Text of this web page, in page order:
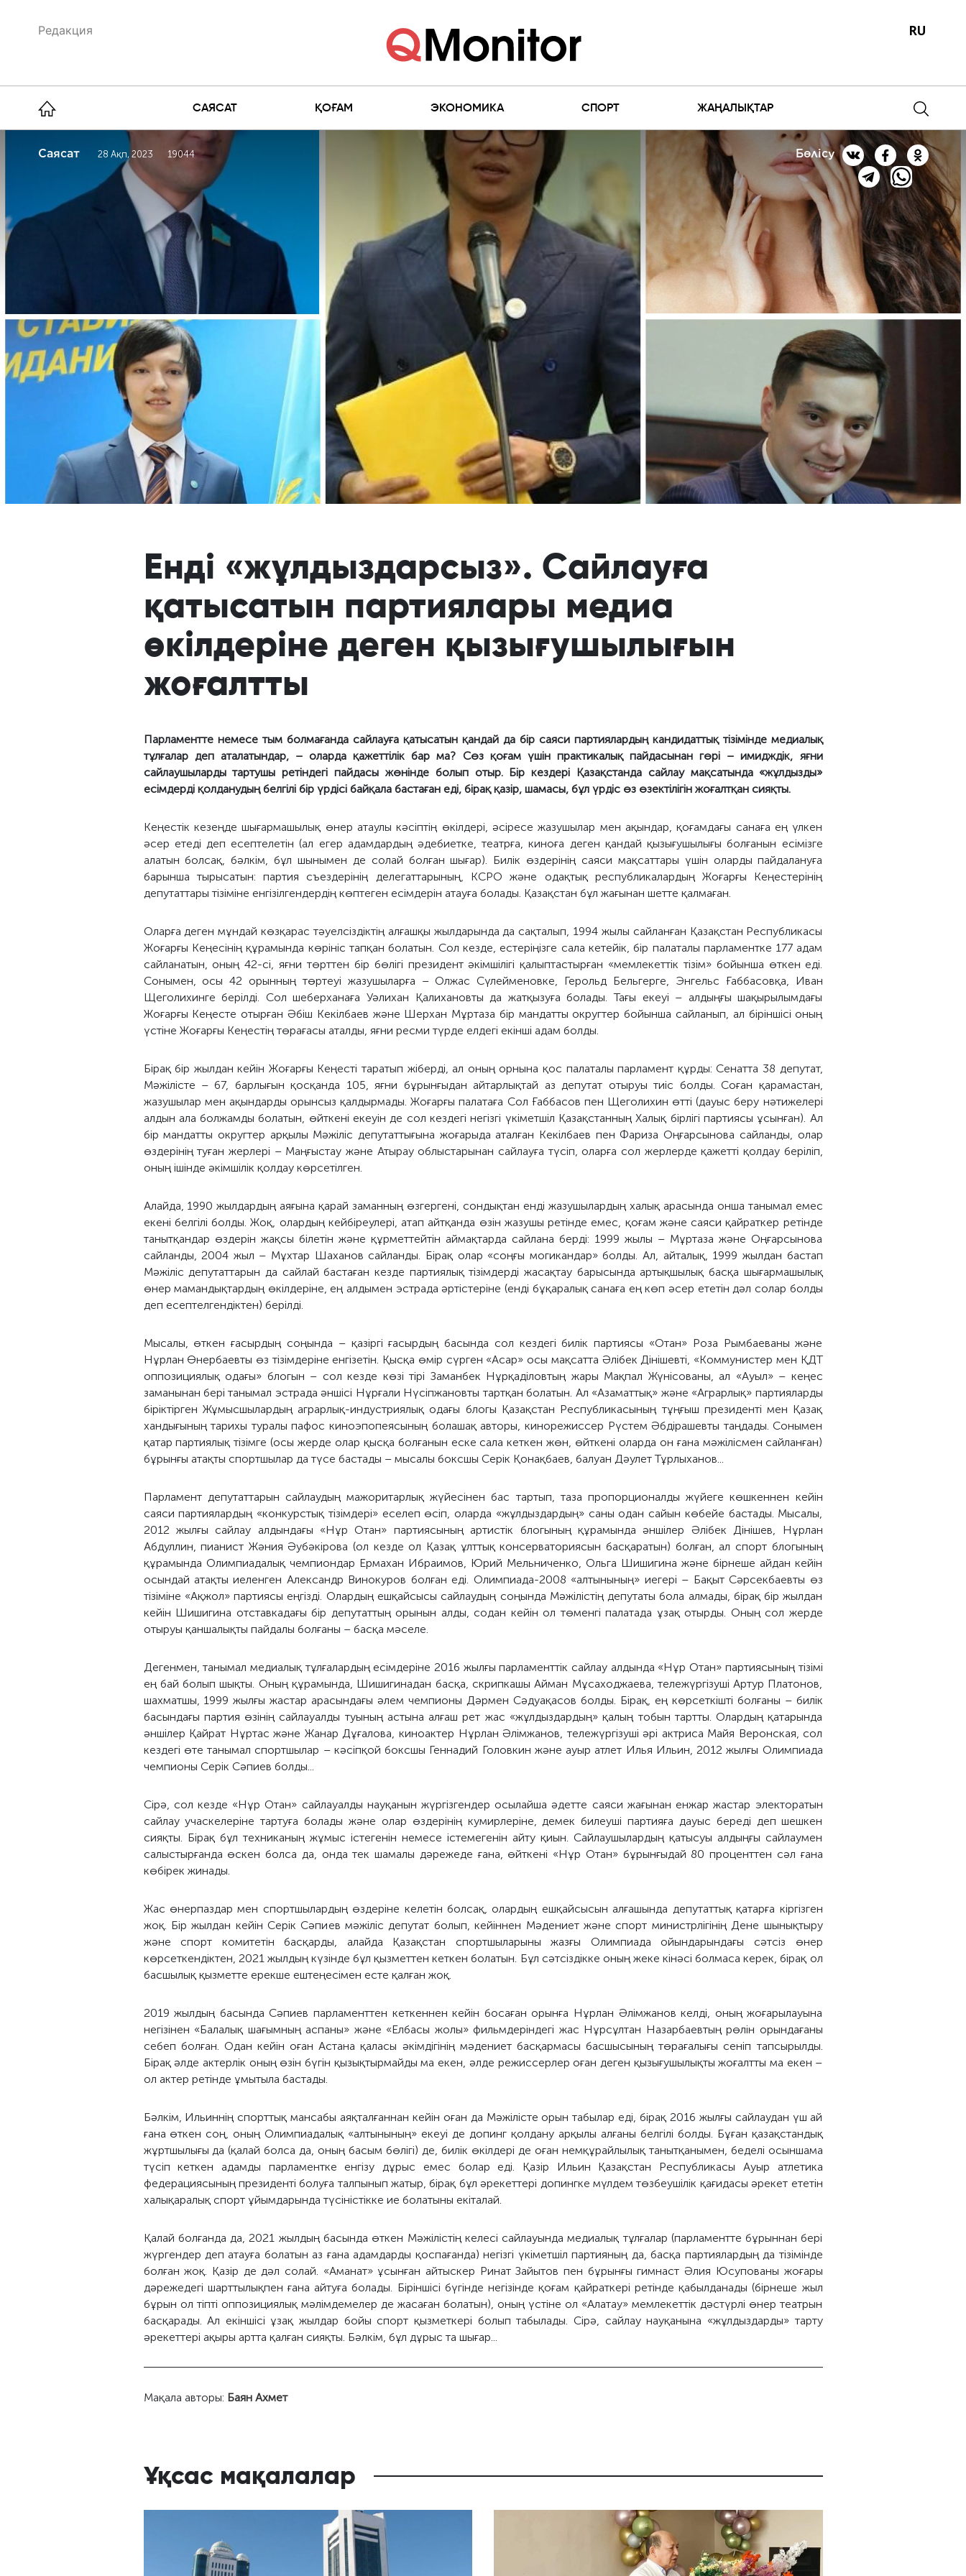
Редакция RU
САЯСАТ ҚОҒАМ ЭКОНОМИКА СПОРТ ЖАҢАЛЫҚТАР
Саясат 28 Ақп, 2023 19044 Бөлісу
Енді «жұлдыздарсыз». Сайлауға
қатысатын партиялары медиа
өкілдеріне деген қызығушылығын
жоғалтты
Парламентте немесе тым болмағанда сайлауға қатысатын қандай да бір саяси партиялардың кандидаттық тізімінде медиалық
тұлғалар деп аталатындар, – оларда қажеттілік бар ма? Сөз қоғам үшін практикалық пайдасынан гөрі – имидждік, яғни
сайлаушыларды тартушы ретіндегі пайдасы жөнінде болып отыр. Бір кездері Қазақстанда сайлау мақсатында «жұлдызды»
есімдерді қолданудың белгілі бір үрдісі байқала бастаған еді, бірақ қазір, шамасы, бұл үрдіс өз өзектілігін жоғалтқан сияқты.
Кеңестік кезеңде шығармашылық өнер атаулы кәсіптің өкілдері, әсіресе жазушылар мен ақындар, қоғамдағы санаға ең үлкен
әсер етеді деп есептелетін (ал егер адамдардың әдебиетке, театрға, киноға деген қандай қызығушылығы болғанын есімізге
алатын болсақ, бәлкім, бұл шынымен де солай болған шығар). Билік өздерінің саяси мақсаттары үшін оларды пайдалануға
барынша тырысатын: партия съездерінің делегаттарының, КСРО және одақтық республикалардың Жоғарғы Кеңестерінің
депутаттары тізіміне енгізілгендердің көптеген есімдерін атауға болады. Қазақстан бұл жағынан шетте қалмаған.
Оларға деген мұндай көзқарас тәуелсіздіктің алғашқы жылдарында да сақталып, 1994 жылы сайланған Қазақстан Республикасы
Жоғарғы Кеңесінің құрамында көрініс тапқан болатын. Сол кезде, естеріңізге сала кетейік, бір палаталы парламентке 177 адам
сайланатын, оның 42-сі, яғни төрттен бір бөлігі президент әкімшілігі қалыптастырған «мемлекеттік тізім» бойынша өткен еді.
Сонымен, осы 42 орынның төртеуі жазушыларға – Олжас Сүлейменовке, Герольд Бельгерге, Энгельс Ғаббасовқа, Иван
Щеголихинге берілді. Сол шеберханаға Уәлихан Қалихановты да жатқызуға болады. Тағы екеуі – алдыңғы шақырылымдағы
Жоғарғы Кеңесте отырған Әбіш Кекілбаев және Шерхан Мұртаза бір мандатты округтер бойынша сайланып, ал біріншісі оның
үстіне Жоғарғы Кеңестің төрағасы аталды, яғни ресми түрде елдегі екінші адам болды.
Бірақ бір жылдан кейін Жоғарғы Кеңесті таратып жіберді, ал оның орнына қос палаталы парламент құрды: Сенатта 38 депутат,
Мәжілісте – 67, барлығын қосқанда 105, яғни бұрынғыдан айтарлықтай аз депутат отыруы тиіс болды. Соған қарамастан,
жазушылар мен ақындарды орынсыз қалдырмады. Жоғарғы палатаға Сол Ғаббасов пен Щеголихин өтті (дауыс беру нәтижелері
алдын ала болжамды болатын, өйткені екеуін де сол кездегі негізгі үкіметшіл Қазақстанның Халық бірлігі партиясы ұсынған). Ал
бір мандатты округтер арқылы Мәжіліс депутаттығына жоғарыда аталған Кекілбаев пен Фариза Оңғарсынова сайланды, олар
өздерінің туған жерлері – Маңғыстау және Атырау облыстарынан сайлауға түсіп, оларға сол жерлерде қажетті қолдау беріліп,
оның ішінде әкімшілік қолдау көрсетілген.
Алайда, 1990 жылдардың аяғына қарай заманның өзгергені, сондықтан енді жазушылардың халық арасында онша танымал емес
екені белгілі болды. Жоқ, олардың кейбіреулері, атап айтқанда өзін жазушы ретінде емес, қоғам және саяси қайраткер ретінде
танытқандар өздерін жақсы білетін және құрметтейтін аймақтарда сайлана берді: 1999 жылы – Мұртаза және Оңғарсынова
сайланды, 2004 жыл – Мұхтар Шаханов сайланды. Бірақ олар «соңғы могикандар» болды. Ал, айталық, 1999 жылдан бастап
Мәжіліс депутаттарын да сайлай бастаған кезде партиялық тізімдерді жасақтау барысында артықшылық басқа шығармашылық
өнер мамандықтардың өкілдеріне, ең алдымен эстрада әртістеріне (енді бұқаралық санаға ең көп әсер ететін дәл солар болды
деп есептелгендіктен) берілді.
Мысалы, өткен ғасырдың соңында – қазіргі ғасырдың басында сол кездегі билік партиясы «Отан» Роза Рымбаеваны және
Нұрлан Өнербаевты өз тізімдеріне енгізетін. Қысқа өмір сүрген «Асар» осы мақсатта Әлібек Дінішевті, «Коммунистер мен ҚДТ
оппозициялық одағы» блогын – сол кезде көзі тірі Заманбек Нұрқаділовтың жары Мақпал Жүнісованы, ал «Ауыл» – кеңес
заманынан бері танымал эстрада әншісі Нұрғали Нүсіпжановты тартқан болатын. Ал «Азаматтық» және «Аграрлық» партияларды
біріктірген Жұмысшылардың аграрлық-индустриялық одағы блогы Қазақстан Республикасының тұңғыш президенті мен Қазақ
хандығының тарихы туралы пафос киноэпопеясының болашақ авторы, кинорежиссер Рүстем Әбдірашевты таңдады. Сонымен
қатар партиялық тізімге (осы жерде олар қысқа болғанын еске сала кеткен жөн, өйткені оларда он ғана мәжілісмен сайланған)
бұрынғы атақты спортшылар да түсе бастады – мысалы боксшы Серік Қонақбаев, балуан Дәулет Тұрлыханов...
Парламент депутаттарын сайлаудың мажоритарлық жүйесінен бас тартып, таза пропорционалды жүйеге көшкеннен кейін
саяси партиялардың «конкурстық тізімдері» еселеп өсіп, оларда «жұлдыздардың» саны одан сайын көбейе бастады. Мысалы,
2012 жылғы сайлау алдындағы «Нұр Отан» партиясының артистік блогының құрамында әншілер Әлібек Дінішев, Нұрлан
Абдуллин, пианист Жәния Әубәкірова (ол кезде ол Қазақ ұлттық консерваториясын басқаратын) болған, ал спорт блогының
құрамында Олимпиадалық чемпиондар Ермахан Ибраимов, Юрий Мельниченко, Ольга Шишигина және бірнеше айдан кейін
осындай атақты иеленген Александр Винокуров болған еді. Олимпиада-2008 «алтынының» иегері – Бақыт Сәрсекбаевты өз
тізіміне «Ақжол» партиясы еңгізді. Олардың ешқайсысы сайлаудың соңында Мәжілістің депутаты бола алмады, бірақ бір жылдан
кейін Шишигина отставкадағы бір депутаттың орынын алды, содан кейін ол төменгі палатада ұзақ отырды. Оның сол жерде
отыруы қаншалықты пайдалы болғаны – басқа мәселе.
Дегенмен, танымал медиалық тұлғалардың есімдеріне 2016 жылғы парламенттік сайлау алдында «Нұр Отан» партиясының тізімі
ең бай болып шықты. Оның құрамында, Шишигинадан басқа, скрипкашы Айман Мұсаходжаева, тележүргізуші Артур Платонов,
шахматшы, 1999 жылғы жастар арасындағы әлем чемпионы Дәрмен Сәдуақасов болды. Бірақ, ең көрсеткішті болғаны – билік
басындағы партия өзінің сайлауалды туының астына алғаш рет жас «жұлдыздардың» қалың тобын тартты. Олардың қатарында
әншілер Қайрат Нұртас және Жанар Дұғалова, киноактер Нұрлан Әлімжанов, тележүргізуші әрі актриса Майя Веронская, сол
кездегі өте танымал спортшылар – кәсіпқой боксшы Геннадий Головкин және ауыр атлет Илья Ильин, 2012 жылғы Олимпиада
чемпионы Серік Сәпиев болды...
Сірә, сол кезде «Нұр Отан» сайлауалды науқанын жүргізгендер осылайша әдетте саяси жағынан енжар ​​жастар электоратын
сайлау учаскелеріне тартуға болады және олар өздерінің кумирлеріне, демек билеуші ​​партияға дауыс береді деп шешкен
сияқты. Бірақ бұл техниканың жұмыс істегенін немесе істемегенін айту қиын. Сайлаушылардың қатысуы алдыңғы сайлаумен
салыстырғанда өскен болса да, онда тек шамалы дәрежеде ғана, өйткені «Нұр Отан» бұрынғыдай 80 проценттен сәл ғана
көбірек жинады.
Жас өнерпаздар мен спортшылардың өздеріне келетін болсақ, олардың ешқайсысын алғашында депутаттық қатарға кіргізген
жоқ. Бір жылдан кейін Серік Сәпиев мәжіліс депутат болып, кейіннен Мәдениет және спорт министрлігінің Дене шынықтыру
және спорт комитетін басқарды, алайда Қазақстан спортшыларыны жазғы Олимпиада ойындарындағы сәтсіз өнер
көрсеткендіктен, 2021 жылдың күзінде бұл қызметтен кеткен болатын. Бұл сәтсіздікке оның жеке кінәсі болмаса керек, бірақ ол
басшылық қызметте ерекше ештеңесімен есте қалған жоқ.
2019 жылдың басында Сәпиев парламенттен кеткеннен кейін босаған орынға Нұрлан Әлімжанов келді, оның жоғарылауына
негізінен «Балалық шағымның аспаны» және «Елбасы жолы» фильмдеріндегі жас Нұрсұлтан Назарбаевтың рөлін орындағаны
себеп болған. Одан кейін оған Астана қаласы әкімдігінің мәдениет басқармасы басшысының төрағалығы сеніп тапсырылды.
Бірақ әлде актерлік оның өзін бүгін қызықтырмайды ма екен, әлде режиссерлер оған деген қызығушылықты жоғалтты ма екен –
ол актер ретінде ұмытыла бастады.
Бәлкім, Ильиннің спорттық мансабы аяқталғаннан кейін оған да Мәжілісте орын табылар еді, бірақ 2016 жылғы сайлаудан үш ай
ғана өткен соң, оның Олимпиадалық «алтынының» екеуі де допинг қолдану арқылы алғаны белгілі болды. Бұған қазақстандық
жұртшылығы да (қалай болса да, оның басым бөлігі) де, билік өкілдері де оған немқұрайлылық танытқанымен, беделі осыншама
түсіп кеткен адамды парламентке енгізу дұрыс емес болар еді. Қазір Ильин Қазақстан Республикасы Ауыр атлетика
федерациясының президенті болуға талпынып жатыр, бірақ бұл әрекеттері допингке мүлдем төзбеушілік қағидасы әрекет ететін
халықаралық спорт ұйымдарында түсіністікке ие болатыны екіталай.
Қалай болғанда да, 2021 жылдың басында өткен Мәжілістің келесі сайлауында медиалық тұлғалар (парламентте бұрыннан бері
жүргендер деп атауға болатын аз ғана адамдарды қоспағанда) негізгі үкіметшіл партияның да, басқа партиялардың да тізімінде
болған жоқ. Қазір де дәл солай. «Аманат» ұсынған айтыскер Ринат Зайытов пен бұрынғы гимнаст Әлия Юсупованы жоғары
дәрежедегі шарттылықпен ғана айтуға болады. Біріншісі бүгінде негізінде қоғам қайраткері ретінде қабылданады (бірнеше жыл
бұрын ол тіпті оппозициялық мәлімдемелер де жасаған болатын), оның үстіне ол «Алатау» мемлекеттік дәстүрлі өнер театрын
басқарады. Ал екіншісі ұзақ жылдар бойы спорт қызметкері болып табылады. Сірә, сайлау науқанына «жұлдыздарды» тарту
әрекеттері ақыры артта қалған сияқты. Бәлкім, бұл дұрыс та шығар...
Мақала авторы: Баян Ахмет
Ұқсас мақалалар